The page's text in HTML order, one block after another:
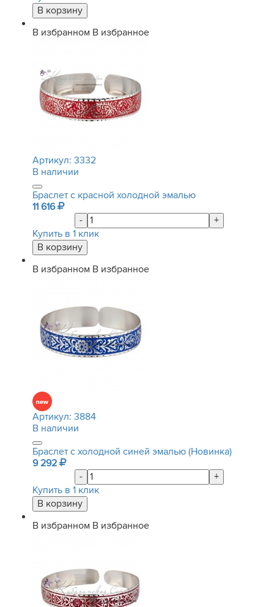
В избранном В избранное
Артикул: 3332
В наличии
Браслет с красной холодной эмалью
11 616
-
+
Купить в 1 клик
В избранном В избранное
Артикул: 3884
В наличии
Браслет с холодной синей эмалью (Новинка)
9 292
-
+
Купить в 1 клик
В избранном В избранное